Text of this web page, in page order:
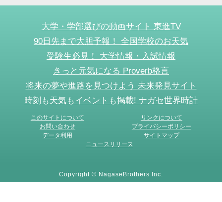
大学・学部選びの動画サイト 東進TV
90日先まで大胆予報！ 全国学校のお天気
受験生必見！ 大学情報・入試情報
きっと元気になる Proverb格言
将来の夢や進路を見つけよう 未来発見サイト
時刻も天気もイベントも掲載! ナガセ世界時計
このサイトについて
リンクについて
お問い合わせ
プライバシーポリシー
データ利用
サイトマップ
ニュースリリース
Copyright © NagaseBrothers Inc.